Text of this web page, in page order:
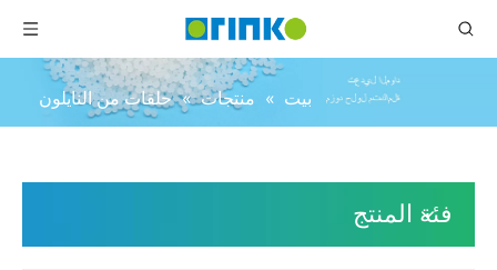
بيت » منتجات » حلقات من النايلون
فئة المنتج